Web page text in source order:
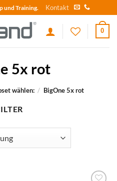
und Training. Kontakt
0
5x rot
wählen: / BigOne 5x rot